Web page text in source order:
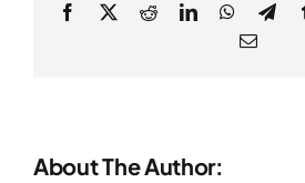
Facebook
X RedditLinkedIn
Email
About The Author: